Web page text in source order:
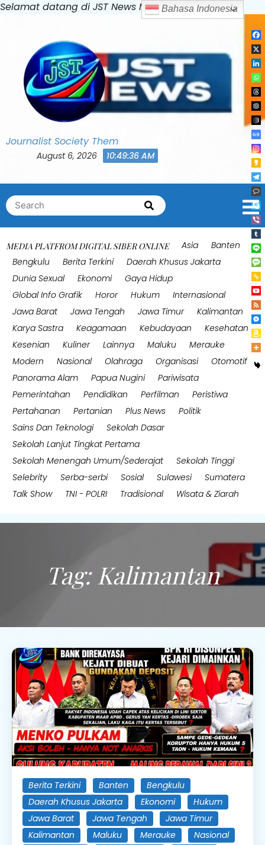
Selamat datang di JST News MediaSkip
to
Journalist Society Them
August 6, 2026 10:49:39 AM
Search
for:
Search
MEDIA PLATFROM DIGITAL SIBER ONLINE Asia
Banten
Bengkulu
Berita Terkini
Daerah Khusus Jakarta
Dunia Sexual
Ekonomi
Gaya Hidup
Global Info Grafik
Horor Hukum
Internasional
Jawa Barat
Jawa Tengah Jawa Timur
Kalimantan
Karya Sastra
Keagamaan Kebudayaan
Kesehatan
Kesenian
Kuliner Lainnya Maluku
Merauke
Modern
Nasional Olahraga Organisasi
Otomotif
Panorama Alam
Papua Nugini
Pariwisata
Pemerintahan
Pendidikan Perfilman
Peristiwa
Pertahanan
Pertanian Plus News
Politik
Sains Dan Teknologi
Sekolah Dasar
Sekolah Lanjut Tingkat Pertama
Sekolah Menengah Umum/Sederajat
Sekolah Tinggi
Selebrity
Serba-serbi Sosial Sulawesi
Sumatera
Talk Show
TNI - POLRI Tradisional Wisata & Ziarah
Tag: Kalimantan
Berita Terkini Banten
Bengkulu
Daerah Khusus Jakarta
Ekonomi
Hukum
Jawa Barat
Jawa Tengah
Jawa Timur
Kalimantan
Maluku Merauke
Nasional
Bahasa Indonesia